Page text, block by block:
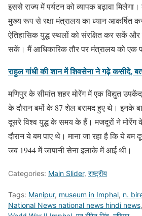
इससे राज्य में पर्यटन को व्यापक बढ़ावा
मुख्य रूप से रक्षा मंत्रालय का ध्यान आकर्षित
ऐतिहासिक युद्ध स्थलों को संरक्षित कर सकें
सकें। मैं आधिकारिक तौर पर मंत्रालय को एक
राहुल गांधी की शान में शिवसेना ने गढ़े कसीदे,
मणिपुर के सीमांत शहर मोरेंग में एक विद्युत
के दौरान बमों के 87 शेल बरामद हुए थे। इनके
दूसरे विश्व युद्ध के समय के हैं। मजदूरों ने मोरेंग
दौरान ये बम पाए थे। माना जा रहा है कि ये
जब 1944 में जापानी सेना इलाके में आई थी।
Categories: Main Slider, राष्ट्रीय
Tags: Manipur, museum in Imphal, n.
National News national news hindi news,